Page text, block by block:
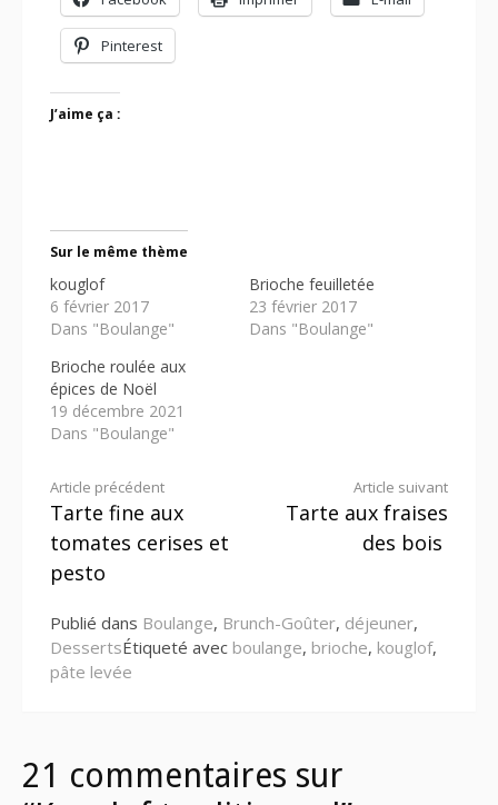
Pinterest
J’aime ça :
Sur le même thème
kouglof
6 février 2017
Dans "Boulange"
Brioche feuilletée
23 février 2017
Dans "Boulange"
Brioche roulée aux
épices de Noël
19 décembre 2021
Dans "Boulange"
Lire
la
suite
Article précédent
Tarte fine aux
tomates cerises et
pesto
Article suivant
Tarte aux fraises
des bois
Publié dans Boulange, Brunch-Goûter, déjeuner,
DessertsÉtiqueté avec boulange, brioche, kouglof,
pâte levée
21 commentaires sur